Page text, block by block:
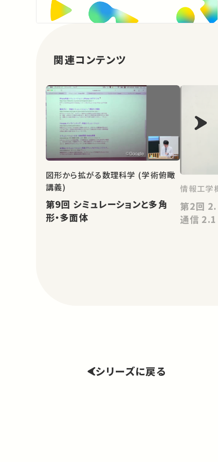
関連コンテンツ
図形から拡がる数理科学 (学術俯瞰
講義)
第9回 シミュレーションと多角
形・多面体
情報工学
第2回 2. インターネットにおける
通
シリーズに戻る